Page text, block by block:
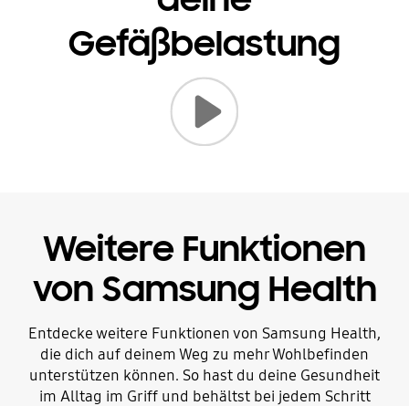
Gefäßbelastung
Weitere Funktionen
von Samsung Health
Entdecke weitere Funktionen von Samsung Health,
die dich auf deinem Weg zu mehr Wohlbefinden
unterstützen können. So hast du deine Gesundheit
im Alltag im Griff und behältst bei jedem Schritt